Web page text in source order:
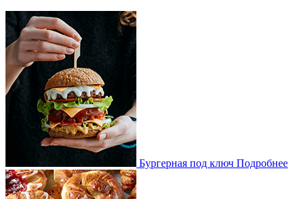
Бургерная под ключ Подробнее